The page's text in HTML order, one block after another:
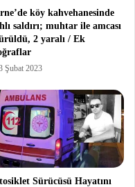
köy kahvehanesinde
saldırı; muhtar ile amcası
2 yaralı / Ek
Şubat 2023
Sürücüsü Hayatını